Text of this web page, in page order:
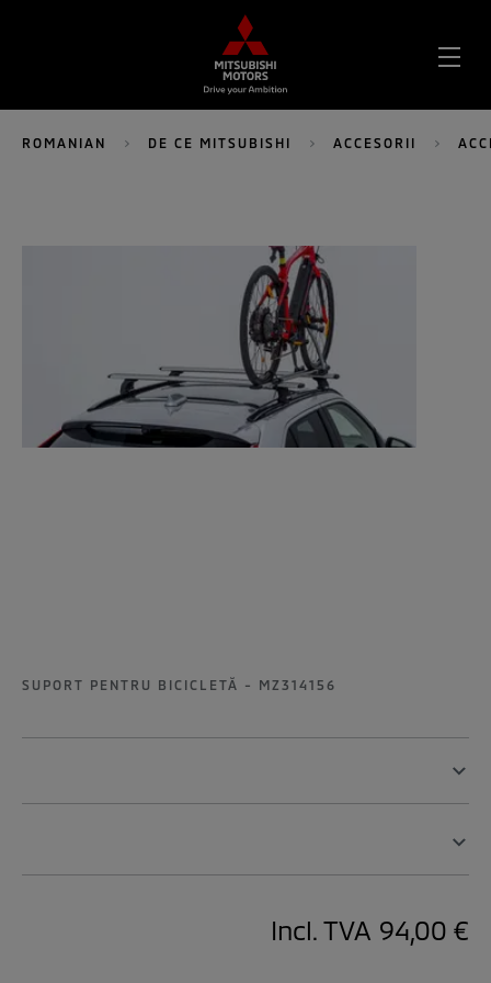
ROMANIAN DE CE MITSUBISHI ACCESORII
SUPORT PENTRU BICICLETĂ - MZ314156
Incl. TVA 94,00 €